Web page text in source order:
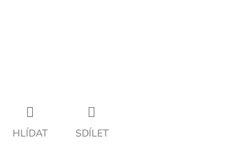
HLÍDAT SDÍLET